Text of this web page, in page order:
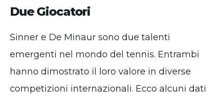
Due Giocatori
Sinner e De Minaur sono due talenti
emergenti nel mondo del tennis. Entrambi
hanno dimostrato il loro valore in diverse
competizioni internazionali. Ecco alcuni dati